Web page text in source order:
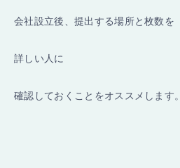
会社設立後、提出する場所と枚数を
詳しい人に
確認しておくことをオススメします。